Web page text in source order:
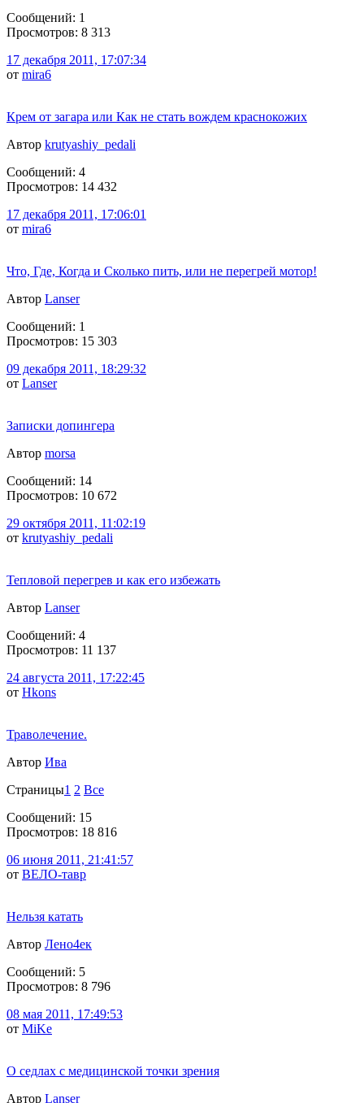
Сообщений: 1
Просмотров: 8 313
17 декабря 2011, 17:07:34
от mira6
Крем от загара или Как не стать вождем краснокожих
Автор krutyashiy_pedali
Сообщений: 4
Просмотров: 14 432
17 декабря 2011, 17:06:01
от mira6
Что, Где, Когда и Сколько пить, или не перегрей мотор!
Автор Lanser
Сообщений: 1
Просмотров: 15 303
09 декабря 2011, 18:29:32
от Lanser
Записки допингера
Автор morsa
Сообщений: 14
Просмотров: 10 672
29 октября 2011, 11:02:19
от krutyashiy_pedali
Тепловой перегрев и как его избежать
Автор Lanser
Сообщений: 4
Просмотров: 11 137
24 августа 2011, 17:22:45
от Hkons
Траволечение.
Автор Ива
Страницы1 2 Все
Сообщений: 15
Просмотров: 18 816
06 июня 2011, 21:41:57
от ВЕЛО-тавр
Нельзя катать
Автор Лено4ек
Сообщений: 5
Просмотров: 8 796
08 мая 2011, 17:49:53
от MiKe
О седлах с медицинской точки зрения
Автор Lanser